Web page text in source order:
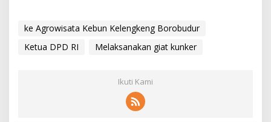
ke Agrowisata Kebun Kelengkeng Borobudur
Ketua DPD RI
Melaksanakan giat kunker
Ikuti Kami